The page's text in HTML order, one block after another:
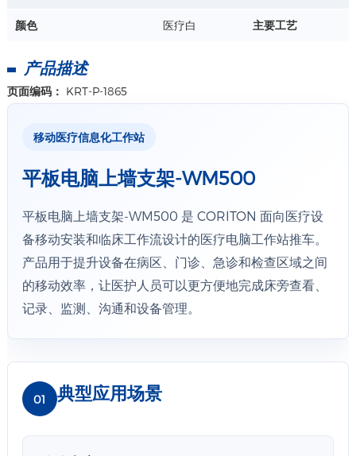
颜色 医疗白 主要工艺
产品描述
页面编码： KRT-P-1865
移动医疗信息化工作站
平板电脑上墙支架-WM500
平板电脑上墙支架-WM500 是 CORITON 面向医疗设
备移动安装和临床工作流设计的医疗电脑工作站推车。
产品用于提升设备在病区、门诊、急诊和检查区域之间
的移动效率，让医护人员可以更方便地完成床旁查看、
记录、监测、沟通和设备管理。
01 典型应用场景